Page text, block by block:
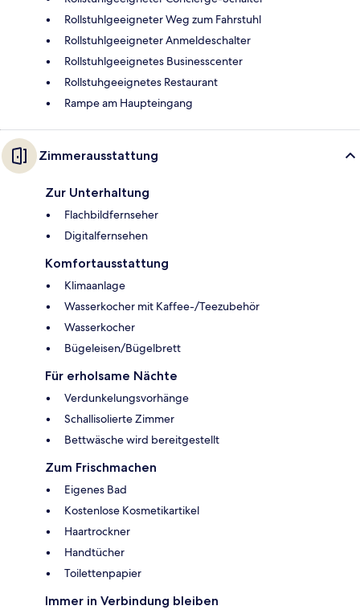
Rollstuhlgeeigneter Weg zum Fahrstuhl
Rollstuhlgeeigneter Anmeldeschalter
Rollstuhlgeeignetes Businesscenter
Rollstuhgeeignetes Restaurant
Rampe am Haupteingang
Zimmerausstattung
Zur Unterhaltung
Flachbildfernseher
Digitalfernsehen
Komfortausstattung
Klimaanlage
Wasserkocher mit Kaffee-/Teezubehör
Wasserkocher
Bügeleisen/Bügelbrett
Für erholsame Nächte
Verdunkelungsvorhänge
Schallisolierte Zimmer
Bettwäsche wird bereitgestellt
Zum Frischmachen
Eigenes Bad
Kostenlose Kosmetikartikel
Haartrockner
Handtücher
Toilettenpapier
Immer in Verbindung bleiben